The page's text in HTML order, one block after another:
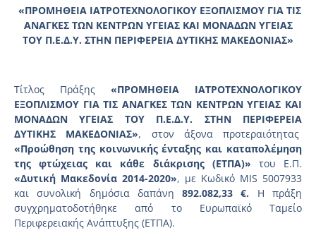
«ΠΡΟΜΗΘΕΙΑ ΙΑΤΡΟΤΕΧΝΟΛΟΓΙΚΟΥ ΕΞΟΠΛΙΣΜΟΥ ΓΙΑ ΤΙΣ
ΑΝΑΓΚΕΣ ΤΩΝ ΚΕΝΤΡΩΝ ΥΓΕΙΑΣ ΚΑΙ ΜΟΝΑΔΩΝ ΥΓΕΙΑΣ
ΤΟΥ Π.Ε.Δ.Υ. ΣΤΗΝ ΠΕΡΙΦΕΡΕΙΑ ΔΥΤΙΚΗΣ ΜΑΚΕΔΟΝΙΑΣ»
Τίτλος Πράξης «ΠΡΟΜΗΘΕΙΑ ΙΑΤΡΟΤΕΧΝΟΛΟΓΙΚΟΥ
ΕΞΟΠΛΙΣΜΟΥ ΓΙΑ ΤΙΣ ΑΝΑΓΚΕΣ ΤΩΝ ΚΕΝΤΡΩΝ ΥΓΕΙΑΣ ΚΑΙ
ΜΟΝΑΔΩΝ ΥΓΕΙΑΣ ΤΟΥ Π.Ε.Δ.Υ. ΣΤΗΝ ΠΕΡΙΦΕΡΕΙΑ
ΔΥΤΙΚΗΣ ΜΑΚΕΔΟΝΙΑΣ», στον άξονα προτεραιότητας
«Προώθηση της κοινωνικής ένταξης και καταπολέμηση
της φτώχειας και κάθε διάκρισης (ΕΤΠΑ)» του Ε.Π.
«Δυτική Μακεδονία 2014-2020», με Κωδικό MIS 5007933
και συνολική δημόσια δαπάνη892.082,33 €. Η πράξη
συγχρηματοδοτήθηκε από το Ευρωπαϊκό Ταμείο
Περιφερειακής Ανάπτυξης (ΕΤΠΑ).